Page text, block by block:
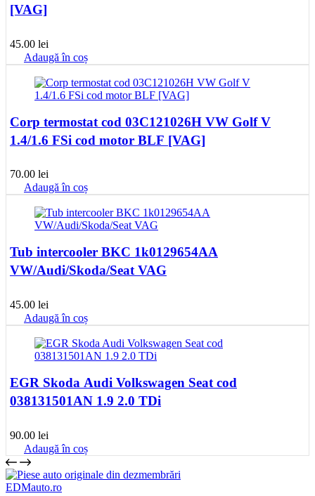
[VAG]
45.00 lei
Adaugă în coș
Corp termostat cod 03C121026H VW Golf V
1.4/1.6 FSi cod motor BLF [VAG]
70.00 lei
Adaugă în coș
Tub intercooler BKC 1k0129654AA
VW/Audi/Skoda/Seat VAG
45.00 lei
Adaugă în coș
EGR Skoda Audi Volkswagen Seat cod
038131501AN 1.9 2.0 TDi
90.00 lei
Adaugă în coș
EDMauto.ro